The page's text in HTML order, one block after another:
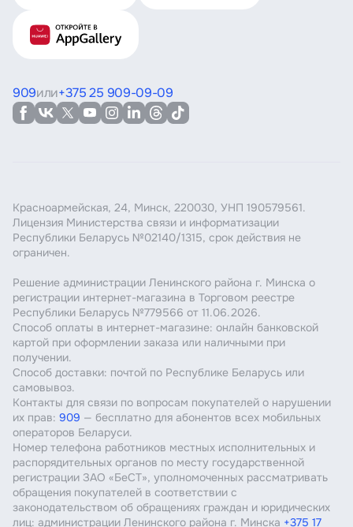
909или+375 25 909-09-09
Красноармейская, 24, Минск, 220030, УНП 190579561.
Лицензия Министерства связи и информатизации
Республики Беларусь №02140/1315, срок действия не
ограничен.
Решение администрации Ленинского района г. Минска о
регистрации интернет-магазина в Торговом реестре
Республики Беларусь №779566 от 11.06.2026.
Способ оплаты в интернет-магазине: онлайн банковской
картой при оформлении заказа или наличными при
получении.
Способ доставки: почтой по Республике Беларусь или
самовывоз.
Контакты для связи по вопросам покупателей о нарушении
их прав: 909 — бесплатно для абонентов всех мобильных
операторов Беларуси.
Номер телефона работников местных исполнительных и
распорядительных органов по месту государственной
регистрации ЗАО «БеСТ», уполномоченных рассматривать
обращения покупателей в соответствии с
законодательством об обращениях граждан и юридических
лиц: администрации Ленинского района г. Минска +375 17